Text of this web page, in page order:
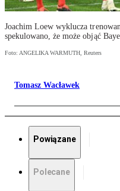
Joachim Loew wyklucza
spekulowano, że może objąć
Foto: ANGELIKA WARMUTH, Reuters
Tomasz Wacławek
Powiązane
Polecane